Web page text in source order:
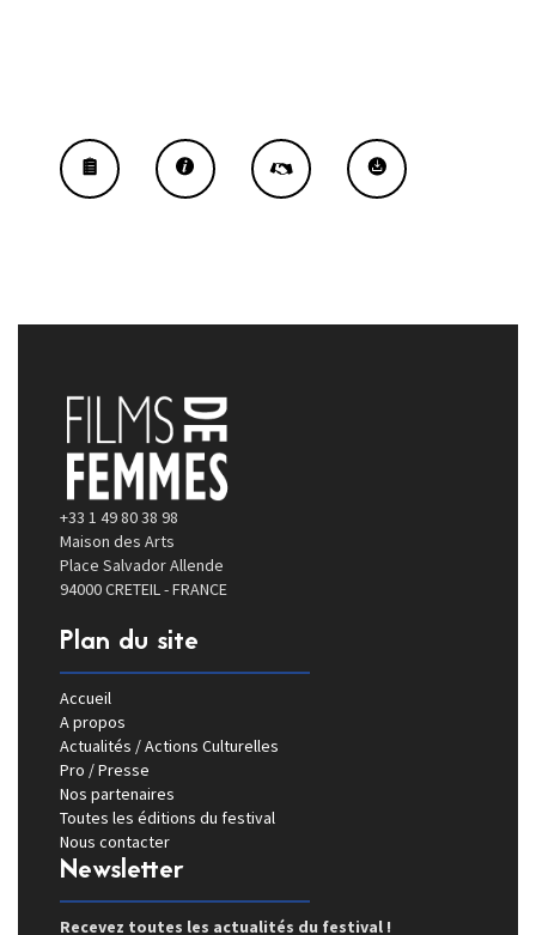
+33 1 49 80 38 98
Maison des Arts
Place Salvador Allende
94000 CRETEIL - FRANCE
Plan du site
Accueil
A propos
Actualités / Actions Culturelles
Pro / Presse
Nos partenaires
Toutes les éditions du festival
Nous contacter
Newsletter
Recevez toutes les actualités du festival !